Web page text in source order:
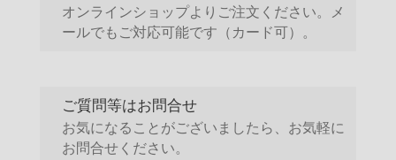
オンラインショップよりご注文ください。メ
ールでもご対応可能です（カード可）。
ご質問等はお問合せ
お気になることがございましたら、お気軽に
お問合せください。